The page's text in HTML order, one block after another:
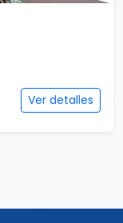
Ver detalles